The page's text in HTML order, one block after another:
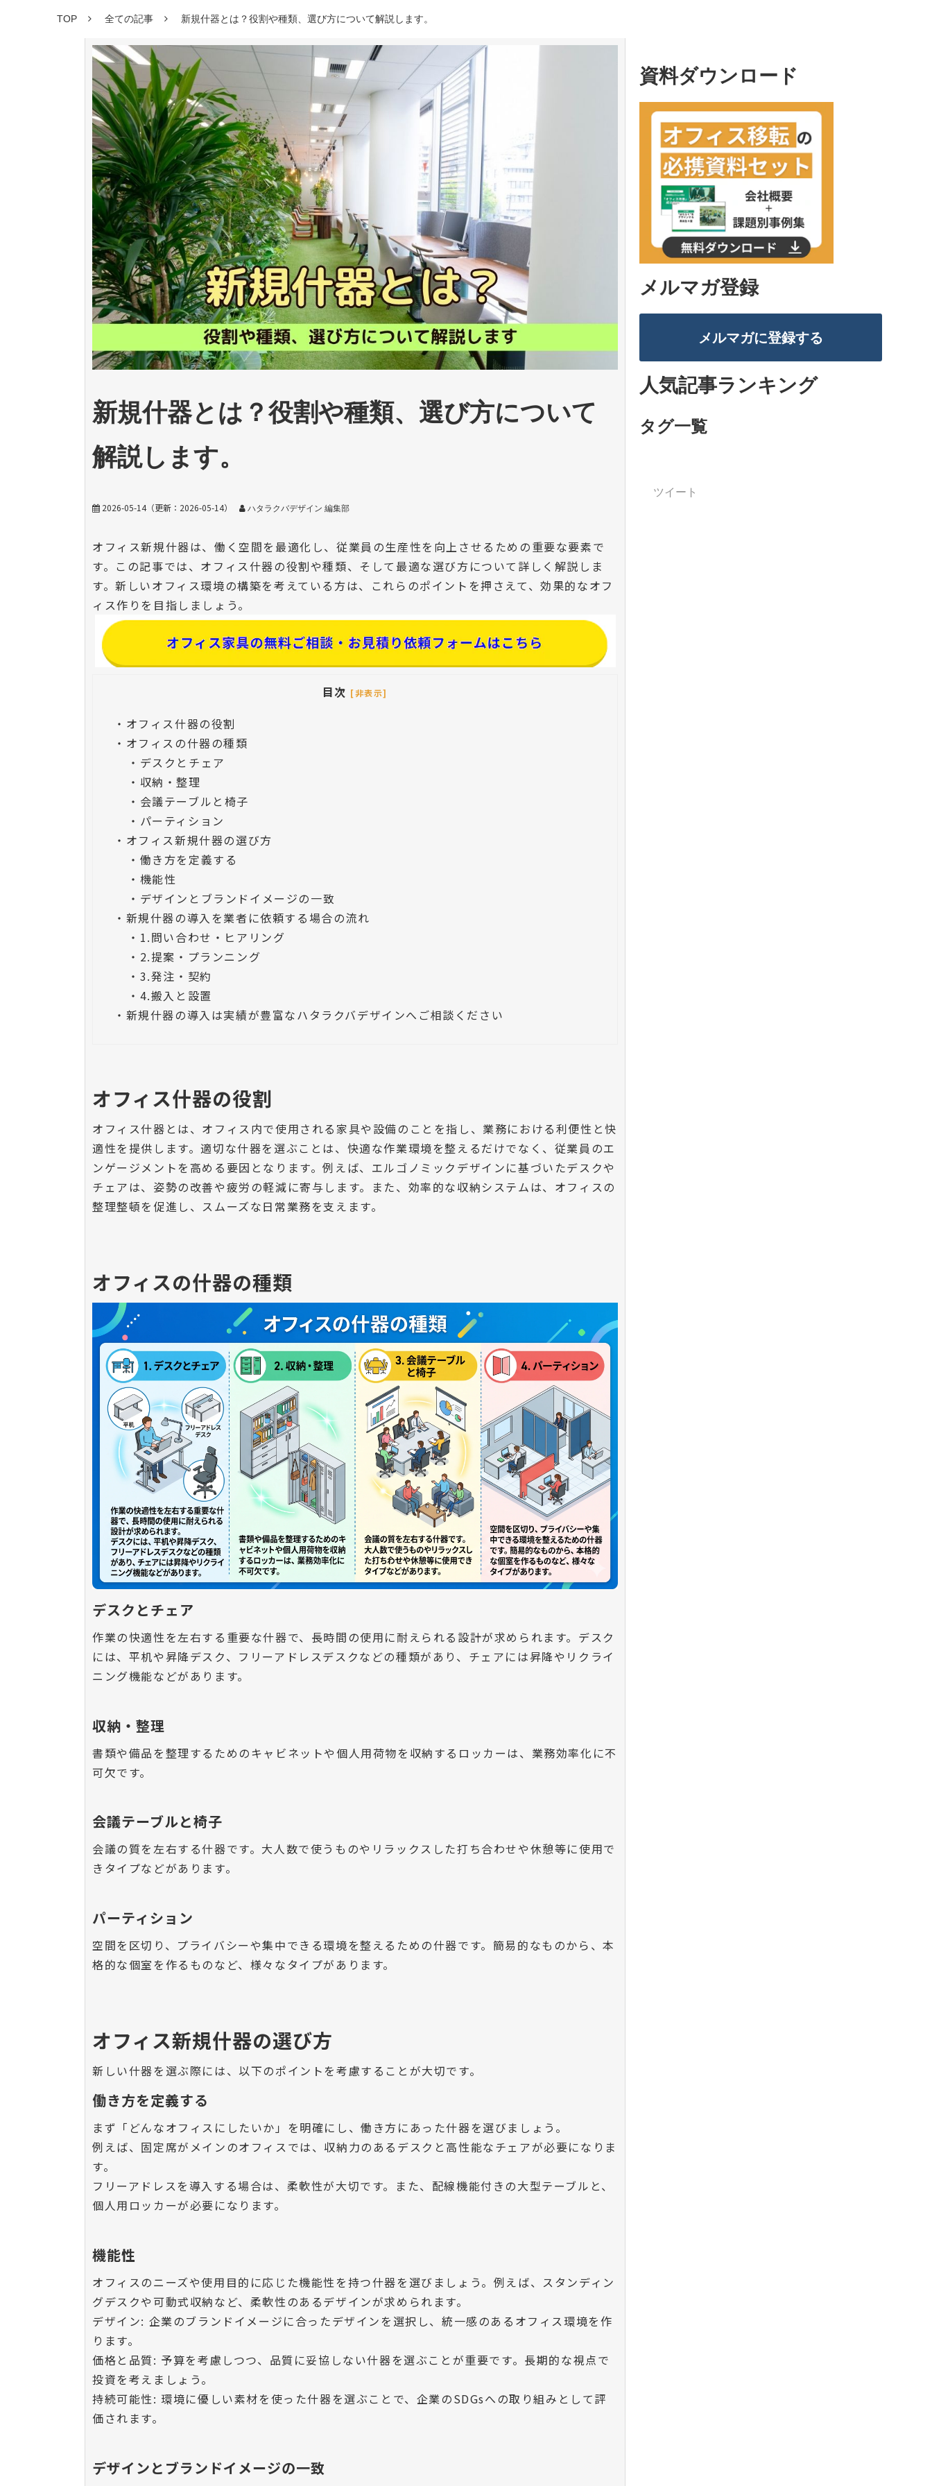
TOP 全ての記事 新規什器とは？役割や種類、選び方について解説します。
新規什器とは？役割や種類、選び方について
解説します。
2026-05-14（更新： 2026-05-14） ハタラクバデザイン 編集部
オフィス新規什器は、働く空間を最適化し、従業員の生産性を向上させるための重要な要素で
す。この記事では、オフィス什器の役割や種類、そして最適な選び方について詳しく解説しま
す。新しいオフィス環境の構築を考えている方は、これらのポイントを押さえて、効果的なオフ
ィス作りを目指しましょう。
目次 [非表示]
・ オフィス什器の役割
・ オフィスの什器の種類
・ デスクとチェア
・ 収納・整理
・ 会議テーブルと椅子
・ パーティション
・ オフィス新規什器の選び方
・ 働き方を定義する
・ 機能性
・ デザインとブランドイメージの一致
・ 新規什器の導入を業者に依頼する場合の流れ
・ 1.問い合わせ・ヒアリング
・ 2.提案・プランニング
・ 3.発注・契約
・ 4.搬入と設置
・ 新規什器の導入は実績が豊富なハタラクバデザインへご相談ください
オフィス什器の役割
オフィス什器とは、オフィス内で使用される家具や設備のことを指し、業務における利便性と快
適性を提供します。適切な什器を選ぶことは、快適な作業環境を整えるだけでなく、従業員のエ
ンゲージメントを高める要因となります。例えば、エルゴノミックデザインに基づいたデスクや
チェアは、姿勢の改善や疲労の軽減に寄与します。また、効率的な収納システムは、オフィスの
整理整頓を促進し、スムーズな日常業務を支えます。
オフィスの什器の種類
デスクとチェア
作業の快適性を左右する重要な什器で、長時間の使用に耐えられる設計が求められます。デスク
には、平机や昇降デスク、フリーアドレスデスクなどの種類があり、チェアには昇降やリクライ
ニング機能などがあります。
収納・整理
書類や備品を整理するためのキャビネットや個人用荷物を収納するロッカーは、業務効率化に不
可欠です。
会議テーブルと椅子
会議の質を左右する什器です。大人数で使うものやリラックスした打ち合わせや休憩等に使用で
きタイプなどがあります。
パーティション
空間を区切り、プライバシーや集中できる環境を整えるための什器です。簡易的なものから、本
格的な個室を作るものなど、様々なタイプがあります。
オフィス新規什器の選び方
新しい什器を選ぶ際には、以下のポイントを考慮することが大切です。
働き方を定義する
まず「どんなオフィスにしたいか」を明確にし、働き方にあった什器を選びましょう。
例えば、固定席がメインのオフィスでは、収納力のあるデスクと高性能なチェアが必要になりま
す。
フリーアドレスを導入する場合は、柔軟性が大切です。また、配線機能付きの大型テーブルと、
個人用ロッカーが必要になります。
機能性
オフィスのニーズや使用目的に応じた機能性を持つ什器を選びましょう。例えば、スタンディン
グデスクや可動式収納など、柔軟性のあるデザインが求められます。
デザイン: 企業のブランドイメージに合ったデザインを選択し、統一感のあるオフィス環境を作
ります。
価格と品質: 予算を考慮しつつ、品質に妥協しない什器を選ぶことが重要です。長期的な視点で
投資を考えましょう。
持続可能性: 環境に優しい素材を使った什器を選ぶことで、企業のSDGsへの取り組みとして評
価されます。
デザインとブランドイメージの一致
資料ダウンロード
メルマガ登録
メルマガに登録する
人気記事ランキング
タグ一覧
ツイート